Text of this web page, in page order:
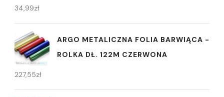
34,99zł
ARGO METALICZNA FOLIA BARWIĄCA -
ROLKA DŁ. 122M CZERWONA
227,55zł